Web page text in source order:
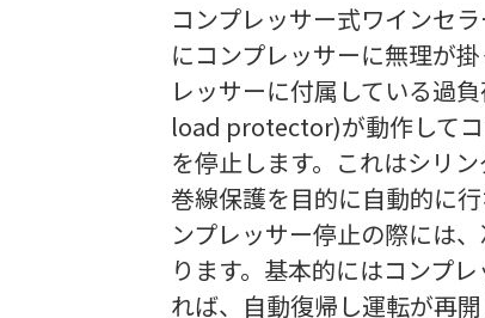
コンプレッサー式ワインセ
にコンプレッサーに無理が
レッサーに付属している過
load protector)が動作して
を停止します。これはシリ
巻線保護を目的に自動的に
ンプレッサー停止の際には
ります。基本的にはコンプ
れば、自動復帰し運転が再